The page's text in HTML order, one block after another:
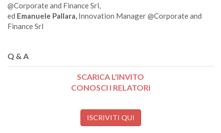
@Corporate and Finance Srl,
ed Emanuele Pallara, Innovation Manager @Corporate and
Finance Srl
Q & A
SCARICA L'INVITO
CONOSCI I RELATORI
ISCRIVITI QUI